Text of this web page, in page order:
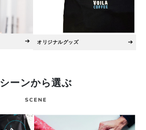
オリジナルグッズ
シーンから選ぶ